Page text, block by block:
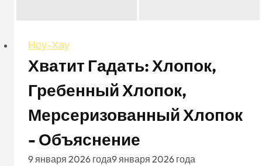
Ноу-Хау
Хватит Гадать: Хлопок,
Гребенный Хлопок,
Мерсеризованный Хлопок
- Объяснение
9 января 2026 года9 января 2026 года